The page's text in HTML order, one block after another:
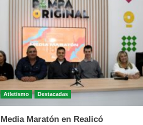
Atletismo Destacadas
Media Maratón en Realicó